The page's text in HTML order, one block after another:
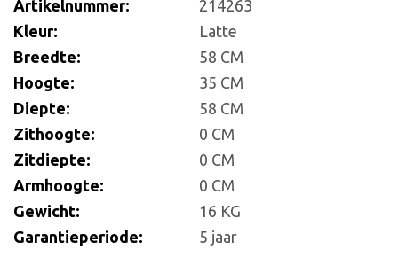
Artikelnummer:
214263
Kleur:
Latte
Breedte:
58 CM
Hoogte:
35 CM
Diepte:
58 CM
Zithoogte:
0 CM
Zitdiepte:
0 CM
Armhoogte:
0 CM
Gewicht:
16 KG
Garantieperiode:
5 jaar